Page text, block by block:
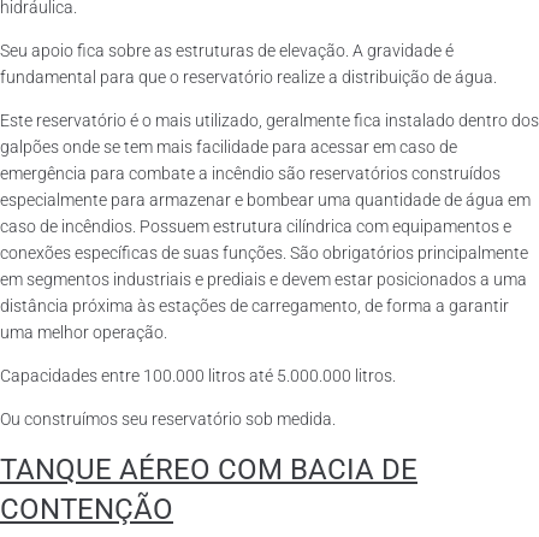
hidráulica.
Seu apoio fica sobre as estruturas de elevação. A gravidade é
fundamental para que o reservatório realize a distribuição de água.
Este reservatório é o mais utilizado, geralmente fica instalado dentro dos
galpões onde se tem mais facilidade para acessar em caso de
emergência para combate a incêndio são reservatórios construídos
especialmente para armazenar e bombear uma quantidade de água em
caso de incêndios. Possuem estrutura cilíndrica com equipamentos e
conexões específicas de suas funções. São obrigatórios principalmente
em segmentos industriais e prediais e devem estar posicionados a uma
distância próxima às estações de carregamento, de forma a garantir
uma melhor operação.
Capacidades entre 100.000 litros até 5.000.000 litros.
Ou construímos seu reservatório sob medida.
TANQUE AÉREO COM BACIA DE
CONTENÇÃO